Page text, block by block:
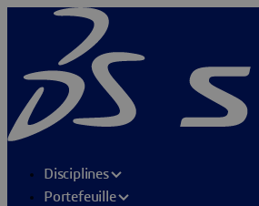
Disciplines
Portefeuille